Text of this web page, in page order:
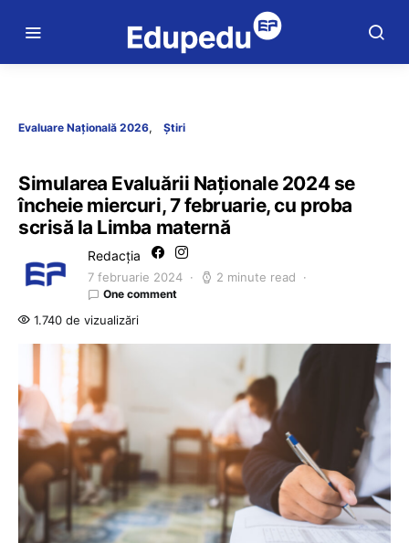
Evaluare Națională 2026 Știri
Simularea Evaluării Naționale 2024 se
încheie miercuri, 7 februarie, cu proba
scrisă la Limba maternă
Redacția
7 februarie 2024 2 minute read
One comment
1.740 de vizualizări